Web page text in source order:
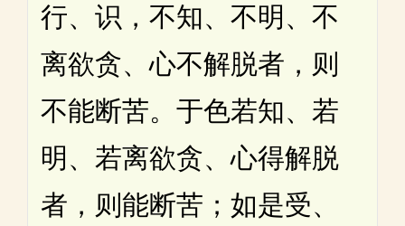
行、识，不知、不明、不
离欲贪、心不解脱者，则
不能断苦。于色若知、若
明、若离欲贪、心得解脱
者，则能断苦；如是受、